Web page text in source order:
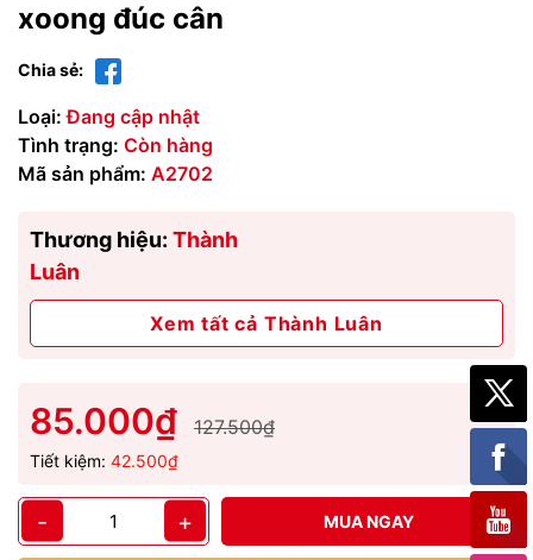
xoong đúc cân
Chia sẻ:
Loại: Đang cập nhật
Tình trạng: Còn hàng
Mã sản phẩm: A2702
Thương hiệu: Thành
Luân
Xem tất cả Thành Luân
85.000₫ 127.500₫
Tiết kiệm: 42.500₫
- + MUA NGAY